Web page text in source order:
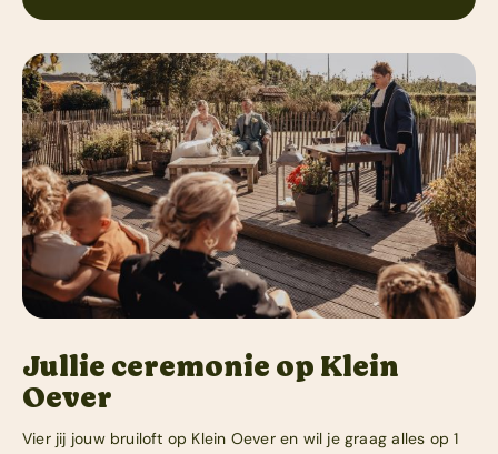
Jullie ceremonie op Klein
Oever
Vier jij jouw bruiloft op Klein Oever en wil je graag alles op 1